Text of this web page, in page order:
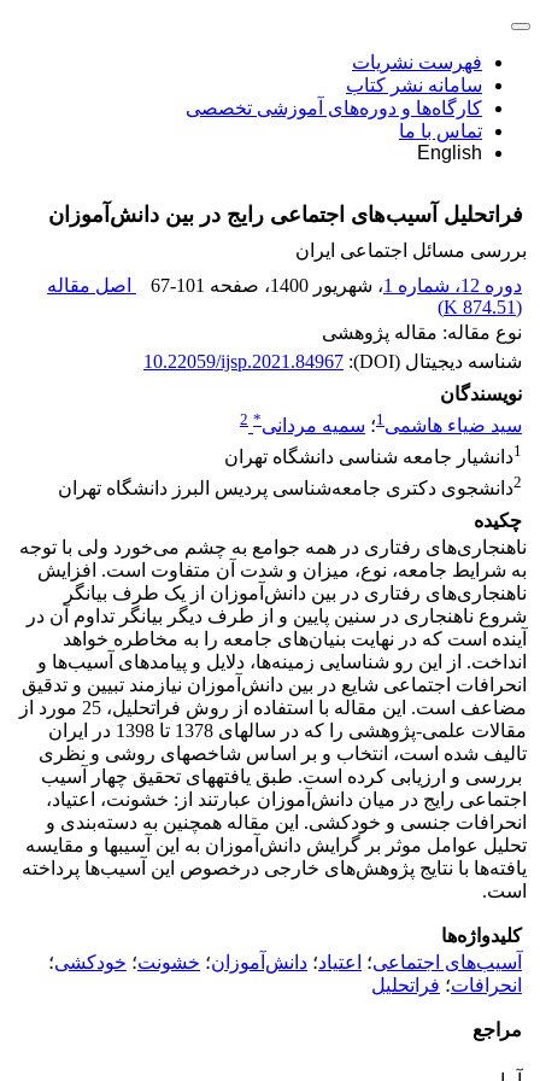
فهرست نشریات
سامانه نشر کتاب
کارگاه‌ها و دوره‌های آموزشی تخصصی
تماس با ما
English
فراتحلیل آسیب‌های اجتماعی رایج در بین دانش‌آموزان
بررسی مسائل اجتماعی ایران
دوره 12، شماره 1
، شهریور 1400 ، صفحه 67-101
اصل مقاله
(
874.51 K
)
نوع مقاله: مقاله پژوهشی
شناسه دیجیتال (DOI):
10.22059/ijsp.2021.84967
نویسندگان
سید ضیاء هاشمی1؛ سمیه مردانی*
2
1دانشیار جامعه شناسی دانشگاه تهران
2دانشجوی دکتری جامعه‌شناسی پردیس البرز دانشگاه تهران
چکیده
ناهنجاری‌‌های رفتاری در همه جوامع به چشم می‌‌خورد ولی با توجه
به شرایط جامعه، نوع‌‌، میزان و شدت آن متفاوت است. افزایش
ناهنجاری‌‌های رفتاری در بین دانش‌آموزان از یک طرف بیانگر
شروع ناهنجاری در سنین پایین و از طرف دیگر بیانگر تداوم آن در
آینده است که در نهایت بنیان‌‌های جامعه را به مخاطره خواهد
انداخت. از این رو شناسایی زمینه‌‌ها، دلایل و پیامدهای آسیب‌‌ها و
انحرافات اجتماعی شایع در بین دانش‌آموزان نیازمند تبیین و تدقیق
مضاعف است. این مقاله با استفاده از روش فراتحلیل، 25 مورد از
مقالات علمی-پژوهشی را که در سالهای 1378 تا 1398 در ایران
تالیف شده است، انتخاب و بر اساس شاخصهای روشی و نظری
بررسی و ارزیابی کرده است. طبق یافته­های تحقیق چهار آسیب
اجتماعی رایج در میان دانش‌آموزان عبارتند از: خشونت، اعتیاد،
انحرافات جنسی و خودکشی. این مقاله همچنین به دسته‌بندی و
تحلیل عوامل موثر بر گرایش دانش‌آموزان به این آسیبها و مقایسه
یافته‌‌ها با نتایج پژوهش‌‌های خارجی درخصوص این آسیب‌‌ها پرداخته
است.
کلیدواژه‌ها
آسیب‌‌های اجتماعی‌‌؛ اعتیاد؛ دانش‌آموزان‌‌؛ خشونت‌‌؛ خودکشی‌‌؛
انحرافات؛ فراتحلیل
مراجع